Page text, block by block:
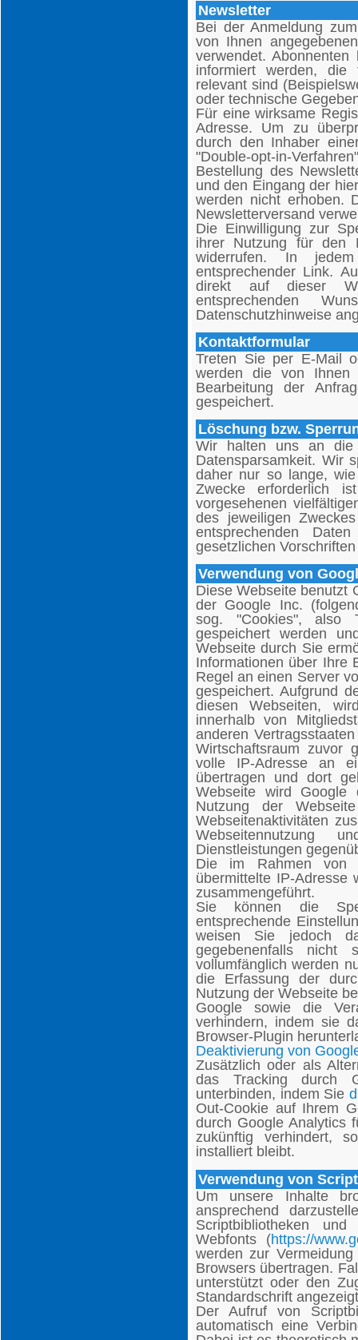
Newsletter
Bei der Anmeldung
von Ihnen
verwendet.
informiert werden,
relevant sind
oder technische
Für eine wirksame
Adresse. Um zu
durch den Inhaber
"Double-opt-in-
Bestellung des
und den Eingang der
werden nicht erhoben.
Newsletterversand
Die Einwilligung zur
ihrer Nutzung für den
widerrufen. In
entsprechender Link.
direkt auf dieser
entsprechenden
Datenschutzhinweise
Kontaktformular
Treten Sie per E-Mail
werden die von Ihnen
Bearbeitung der
gespeichert.
Löschung bzw.
Wir halten uns an die
Datensparsamkeit. Wir
daher nur so lange,
Zwecke erforderlich
vorgesehenen
des jeweiligen
entsprechenden
gesetzlichen
Verwendung von
Diese Webseite benutzt
der Google Inc.
sog. "Cookies", also
gespeichert werden
Webseite durch Sie
Informationen über Ihre
Regel an einen Server
gespeichert. Aufgrund
diesen Webseiten,
innerhalb von
anderen
Wirtschaftsraum zuvor
volle IP-Adresse an
übertragen und dort
Webseite wird Google
Nutzung der
Webseitenaktivitäten
Webseitennutzung
Dienstleistungen
Die im Rahmen von
übermittelte IP-Adresse
zusammengeführt.
Sie können die
entsprechende
weisen Sie jedoch
gegebenenfalls nicht
vollumfänglich werden
die Erfassung der
Nutzung der Webseite
Google sowie die
verhindern, indem sie
Browser-Plugin
Deaktivierung von
Zusätzlich oder als
das Tracking durch
unterbinden, indem Sie
Out-Cookie auf Ihrem
durch Google Analytics
zukünftig verhindert,
installiert bleibt.
Verwendung von
Um unsere Inhalte
ansprechend
Scriptbibliotheken
Webfonts (https://
werden zur
Browsers übertragen.
unterstützt oder den
Standardschrift
Der Aufruf von
automatisch eine